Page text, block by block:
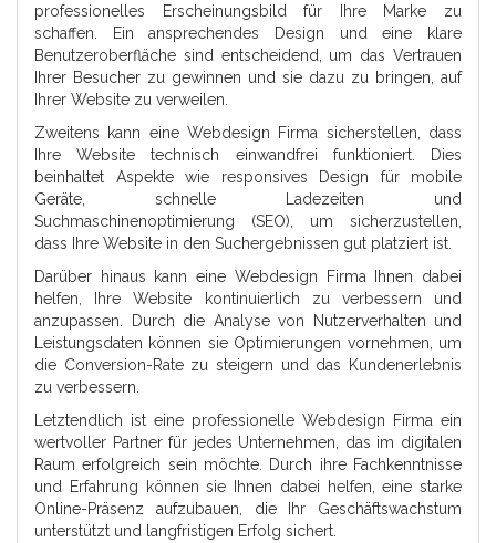
professionelles Erscheinungsbild für Ihre Marke zu
schaffen. Ein ansprechendes Design und eine klare
Benutzeroberfläche sind entscheidend, um das Vertrauen
Ihrer Besucher zu gewinnen und sie dazu zu bringen, auf
Ihrer Website zu verweilen.
Zweitens kann eine Webdesign Firma sicherstellen, dass
Ihre Website technisch einwandfrei funktioniert. Dies
beinhaltet Aspekte wie responsives Design für mobile
Geräte, schnelle Ladezeiten und
Suchmaschinenoptimierung (SEO), um sicherzustellen,
dass Ihre Website in den Suchergebnissen gut platziert ist.
Darüber hinaus kann eine Webdesign Firma Ihnen dabei
helfen, Ihre Website kontinuierlich zu verbessern und
anzupassen. Durch die Analyse von Nutzerverhalten und
Leistungsdaten können sie Optimierungen vornehmen, um
die Conversion-Rate zu steigern und das Kundenerlebnis
zu verbessern.
Letztendlich ist eine professionelle Webdesign Firma ein
wertvoller Partner für jedes Unternehmen, das im digitalen
Raum erfolgreich sein möchte. Durch ihre Fachkenntnisse
und Erfahrung können sie Ihnen dabei helfen, eine starke
Online-Präsenz aufzubauen, die Ihr Geschäftswachstum
unterstützt und langfristigen Erfolg sichert.